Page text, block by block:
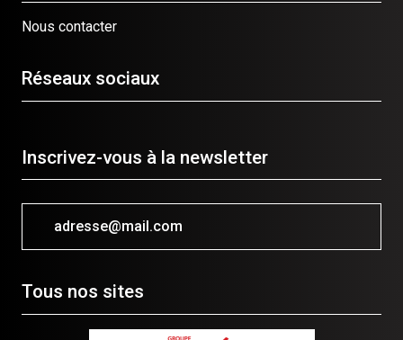
Nous contacter
Réseaux sociaux
Inscrivez-vous à la newsletter
adresse@mail.com
Tous nos sites